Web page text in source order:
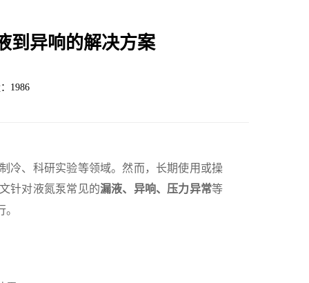
到异响的解决方案
1986
冷、科研实验等领域。然而，长期使用或操
针对液氮泵常见的漏液、异响、压力异常等